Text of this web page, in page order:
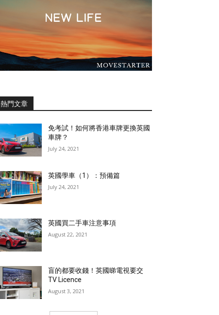
熱門文章
免考試！如何將香港車牌更換英國
車牌？
July 24, 2021
英國學車（1）：預備篇
July 24, 2021
英國買二手車注意事項
August 22, 2021
盲的都要收錢！英國睇電視要交
TV Licence
August 3, 2021